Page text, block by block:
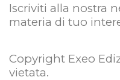
Iscriviti alla nostra
materia di tuo
Copyright Exeo
vietata.